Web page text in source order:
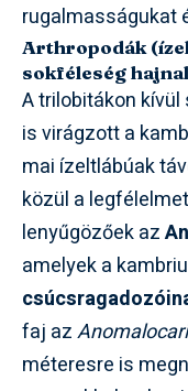
rugalmasságukat
Arthropodák
sokféleség
A trilobitákon
is virágzott a
mai ízeltlábúak
közül a
lenyűgözőek az
amelyek a
faj az
méteresre is